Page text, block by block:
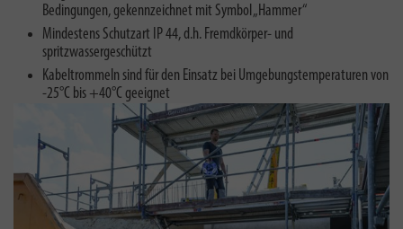
Bedingungen, gekennzeichnet mit Symbol „Hammer“
Mindestens Schutzart IP 44, d.h. Fremdkörper- und
spritzwassergeschützt
Kabeltrommeln sind für den Einsatz bei Umgebungstemperaturen von
-25°C bis +40°C geeignet